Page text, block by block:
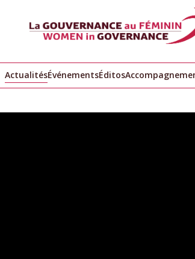
ActualitésÉvénementsÉditos